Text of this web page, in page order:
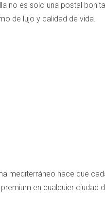
no es solo una postal
de lujo y calidad de vida.
mediterráneo hace que
en cualquier ciudad